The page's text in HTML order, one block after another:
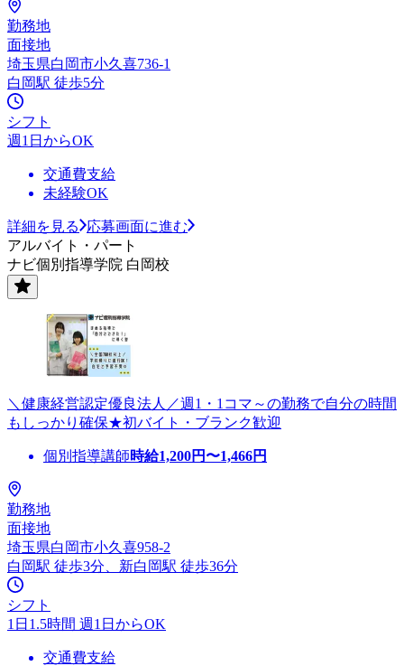
勤務地
面接地
埼玉県白岡市小久喜736-1
白岡駅 徒歩5分
シフト
週1日からOK
交通費支給
未経験OK
詳細を見る
応募画面に進む
アルバイト・パート
ナビ個別指導学院 白岡校
＼健康経営認定優良法人／週1・1コマ～の勤務で自分の時間
もしっかり確保★初バイト・ブランク歓迎
個別指導講師時給1,200円〜1,466円
勤務地
面接地
埼玉県白岡市小久喜958-2
白岡駅 徒歩3分、新白岡駅 徒歩36分
シフト
1日1.5時間 週1日からOK
交通費支給